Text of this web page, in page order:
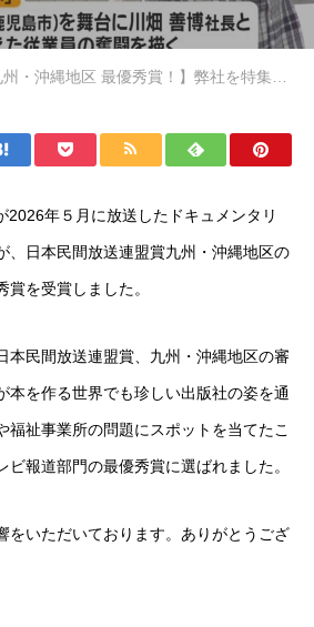
雑貨）
バー
地区 最優秀賞！】弊社を特集したドキュメンタリー「干潟になりたい」が、日本民間放送連盟賞九州・沖縄地区のテレビ報道部門で最優秀賞を受賞しました。
2026年５月に放送したドキュメンタリ
、日本民間放送連盟賞九州・沖縄地区の
を受賞しました。
本民間放送連盟賞、九州・沖縄地区の審
本を作る世界でも珍しい出版社の姿を通
福祉事業所の問題にスポットを当てたこ
ビ報道部門の最優秀賞に選ばれました。
をいただいております。ありがとうござ